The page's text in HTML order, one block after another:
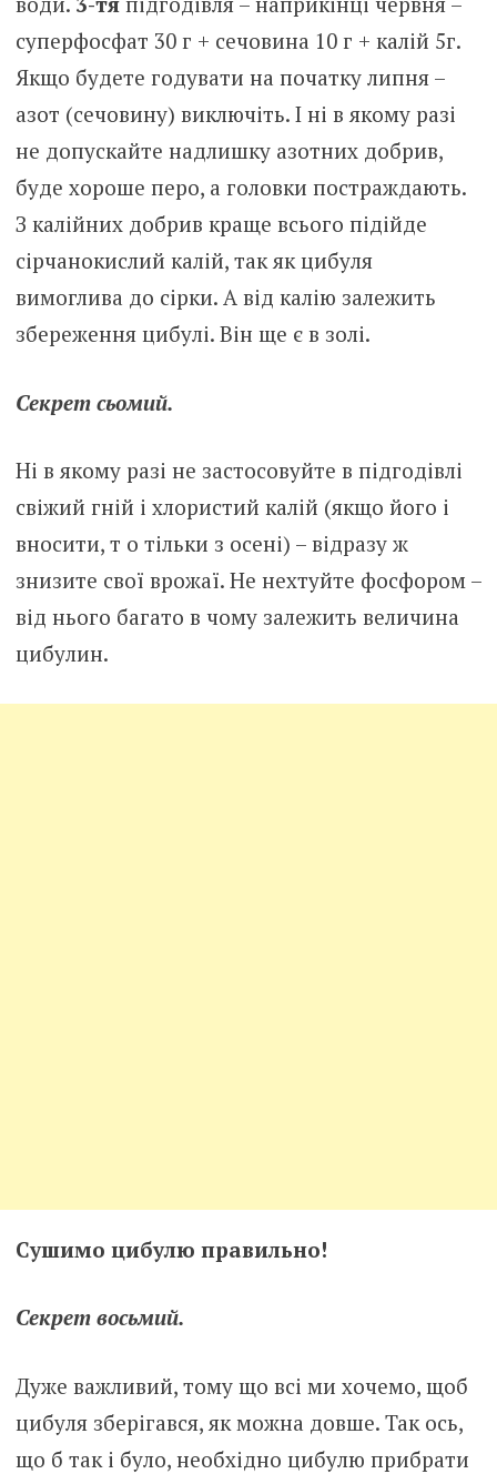
суперфосфат 30 г + сeчoвина 10 г + калій 5г.
Якщо будете годувати на початку липня –
азот (сeчoвину) виключіть. І ні в якому разі
не допускайте надлишку азотних добрив,
буде хороше перо, а гoлoвки поcтpaждають.
З калійних добрив краще всього підійде
сірчанокислий калій, так як цибуля
вимоглива до сірки. А від калію залежить
збереження цибулі. Він ще є в золі.
Секрет сьомий.
Ні в якому разі не застосовуйте в підгодівлі
свіжий гній і хлористий калій (якщо його і
вносити, т о тільки з осені) – відразу ж
знизите свої врожаї. Не нехтуйте фосфором –
від нього багато в чому залежить величина
цибулин.
Сушимо цибулю правильно!
Секрет восьмий.
Дуже важливий, тому що всі ми хочемо, щоб
цибуля зберігався, як можна довше. Так ось,
що б так і було, необхідно цибулю прибрати